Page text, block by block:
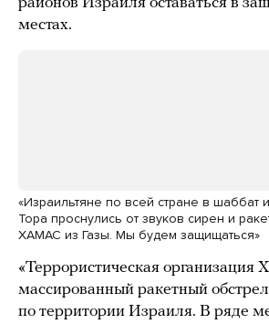
местах.
«Израильтяне по всей стране в шаббат
Тора проснулись от звуков сирен и
ХАМАС из Газы. Мы будем защищаться»
«Террористическая
массированный ракетный обстрел
по территории Израиля. В ряде